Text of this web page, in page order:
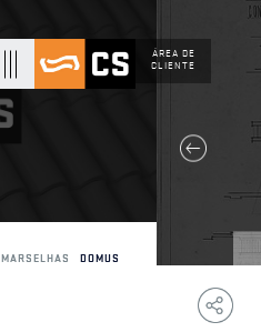
ÁREA DE
CLIENTE
MARSELHAS DOMUS
Copy
Link